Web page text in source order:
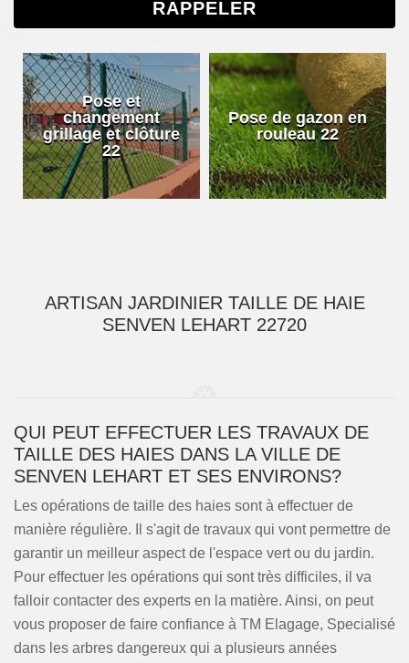
Pose et
changement
grillage et clôture
22
Pose de gazon en
rouleau 22
ARTISAN JARDINIER TAILLE DE HAIE
SENVEN LEHART 22720
QUI PEUT EFFECTUER LES TRAVAUX DE
TAILLE DES HAIES DANS LA VILLE DE
SENVEN LEHART ET SES ENVIRONS?
Les opérations de taille des haies sont à effectuer de
manière régulière. Il s'agit de travaux qui vont permettre de
garantir un meilleur aspect de l'espace vert ou du jardin.
Pour effectuer les opérations qui sont très difficiles, il va
falloir contacter des experts en la matière. Ainsi, on peut
vous proposer de faire confiance à TM Elagage, Specialisé
dans les arbres dangereux qui a plusieurs années